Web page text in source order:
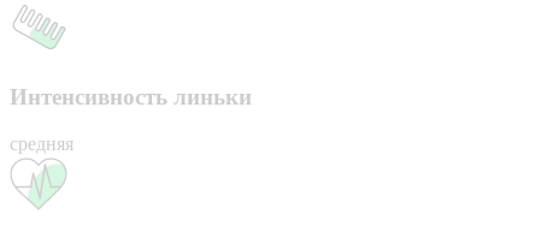
Интенсивность линьки
средняя